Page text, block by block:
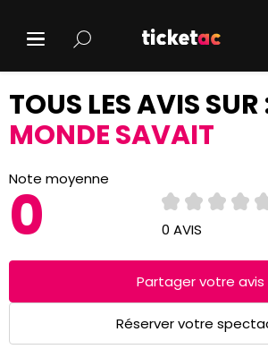
TOUS LES AVIS SUR
MONDE SAVAIT
Note moyenne
0 0 AVIS
Réserver votre
Partager votre avis